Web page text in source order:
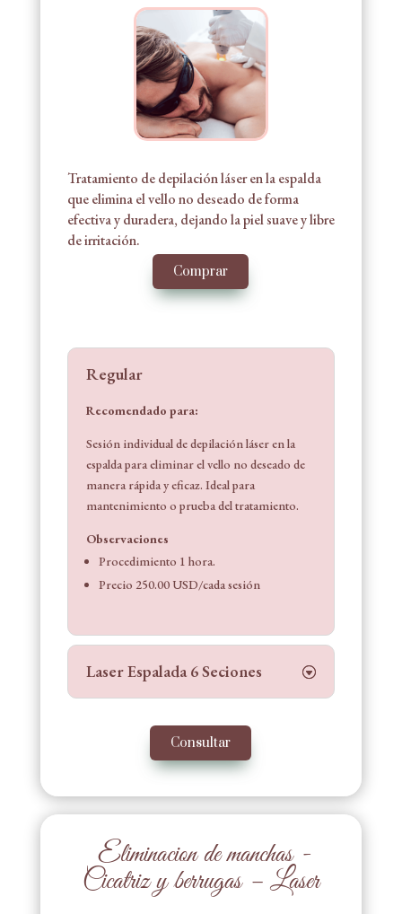
Tratamiento de depilación láser en la espalda
que elimina el vello no deseado de forma
efectiva y duradera, dejando la piel suave y libre
de irritación.
Comprar
Regular
Recomendado para:
Sesión individual de depilación láser en la
espalda para eliminar el vello no deseado de
manera rápida y eficaz. Ideal para
mantenimiento o prueba del tratamiento.
Observaciones
Procedimiento 1 hora.
Precio 250.00 USD/cada sesión
Laser Espalada 6 Seciones
Consultar
Eliminacion de manchas -
Cicatriz y berrugas – Laser